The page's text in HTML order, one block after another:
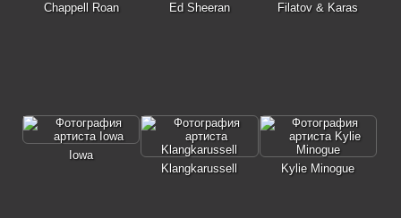
Chappell Roan Ed Sheeran Filatov & Karas
Iowa
Klangkarussell
Kylie Minogue